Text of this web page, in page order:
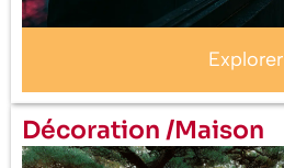
Explorer
Décoration /Maison